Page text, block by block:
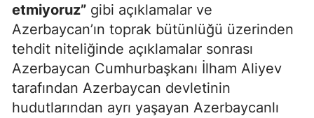
etmiyoruz” gibi açıklamalar ve
Azerbaycan’ın toprak bütünlüğü üzerinden
tehdit niteliğinde açıklamalar sonrası
Azerbaycan Cumhurbaşkanı İlham Aliyev
tarafından Azerbaycan devletinin
hudutlarından ayrı yaşayan Azerbaycanlı